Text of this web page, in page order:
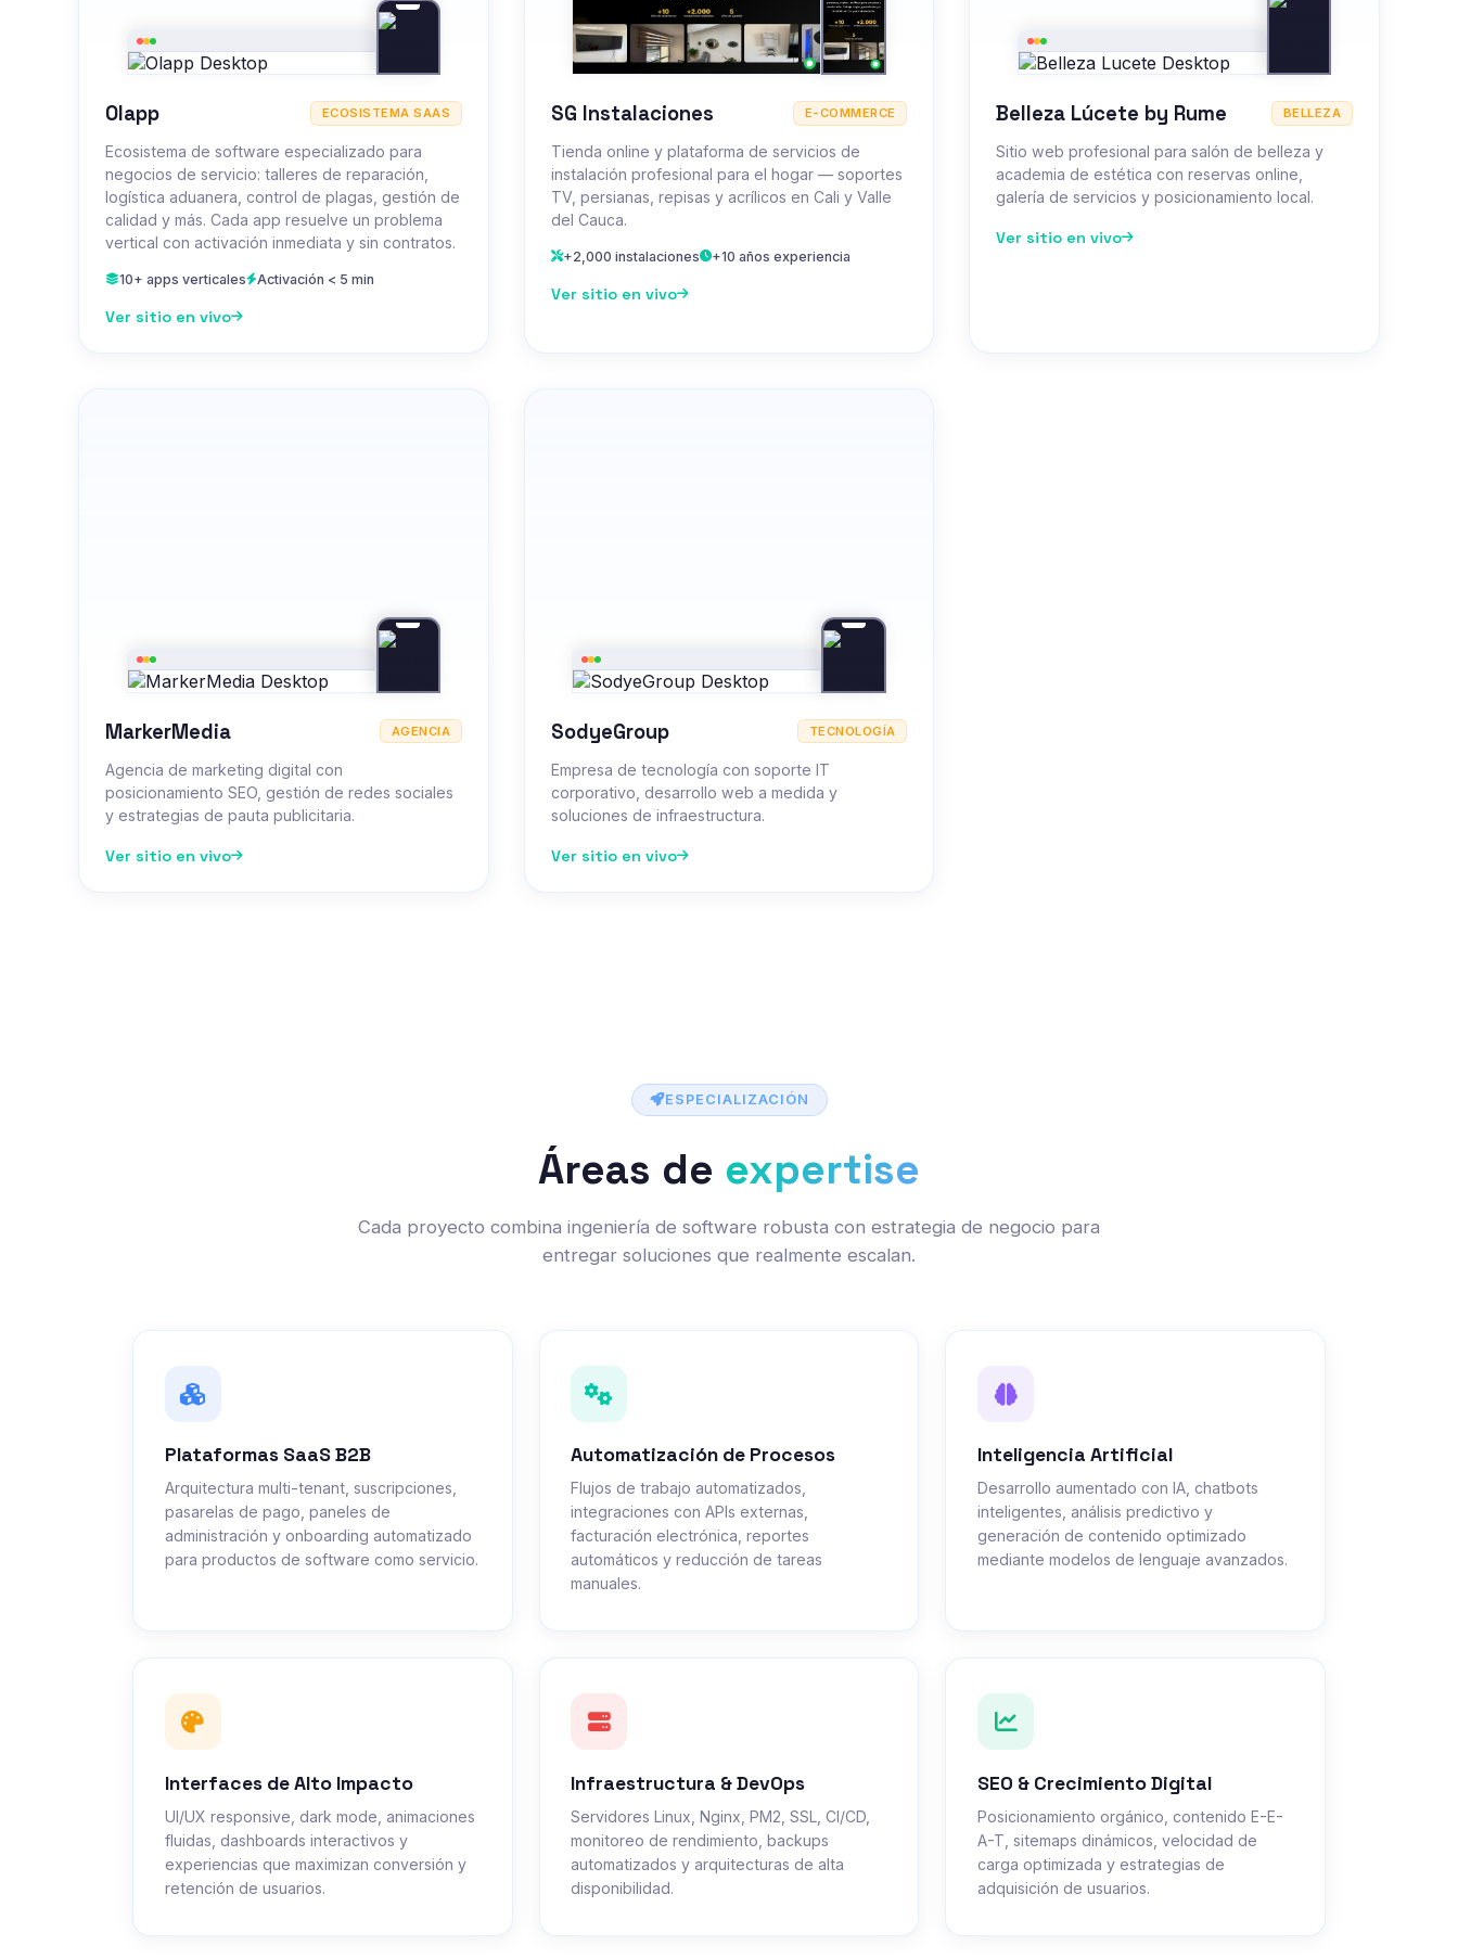
Olapp ECOSISTEMA SAAS
Ecosistema de software especializado para
negocios de servicio: talleres de reparación,
logística aduanera, control de plagas, gestión de
calidad y más. Cada app resuelve un problema
vertical con activación inmediata y sin contratos.
10+ apps verticales Activación < 5 min
Ver sitio en vivo
SG Instalaciones E-COMMERCE
Tienda online y plataforma de servicios de
instalación profesional para el hogar — soportes
TV, persianas, repisas y acrílicos en Cali y Valle
del Cauca.
+2,000 instalaciones +10 años experiencia
Ver sitio en vivo
Belleza Lúcete by Rume BELLEZA
Sitio web profesional para salón de belleza y
academia de estética con reservas online,
galería de servicios y posicionamiento local.
Ver sitio en vivo
MarkerMedia AGENCIA
Agencia de marketing digital con
posicionamiento SEO, gestión de redes sociales
y estrategias de pauta publicitaria.
Ver sitio en vivo
SodyeGroup TECNOLOGÍA
Empresa de tecnología con soporte IT
corporativo, desarrollo web a medida y
soluciones de infraestructura.
Ver sitio en vivo
ESPECIALIZACIÓN
Áreas de expertise
Cada proyecto combina ingeniería de software robusta con estrategia de negocio para
entregar soluciones que realmente escalan.
Plataformas SaaS B2B
Arquitectura multi-tenant, suscripciones,
pasarelas de pago, paneles de
administración y onboarding automatizado
para productos de software como servicio.
Automatización de Procesos
Flujos de trabajo automatizados,
integraciones con APIs externas,
facturación electrónica, reportes
automáticos y reducción de tareas
manuales.
Inteligencia Artificial
Desarrollo aumentado con IA, chatbots
inteligentes, análisis predictivo y
generación de contenido optimizado
mediante modelos de lenguaje avanzados.
Interfaces de Alto Impacto
UI/UX responsive, dark mode, animaciones
fluidas, dashboards interactivos y
experiencias que maximizan conversión y
retención de usuarios.
Infraestructura & DevOps
Servidores Linux, Nginx, PM2, SSL, CI/CD,
monitoreo de rendimiento, backups
automatizados y arquitecturas de alta
disponibilidad.
SEO & Crecimiento Digital
Posicionamiento orgánico, contenido E-E-
A-T, sitemaps dinámicos, velocidad de
carga optimizada y estrategias de
adquisición de usuarios.